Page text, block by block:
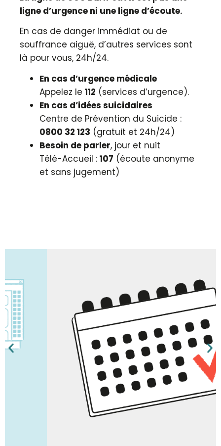
ligne d’urgence ni une ligne d’écoute.
En cas de danger immédiat ou de
souffrance aiguë, d’autres services sont
là pour vous, 24h/24.
En cas d’urgence médicale
Appelez le 112 (services d’urgence).
En cas d’idées suicidaires
Centre de Prévention du Suicide :
0800 32 123 (gratuit et 24h/24)
Besoin de parler, jour et nuit
Télé-Accueil : 107 (écoute anonyme
et sans jugement)